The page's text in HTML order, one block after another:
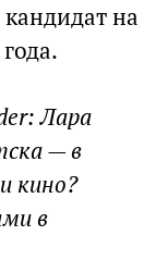
кандидат на
Лара
— в
кино?
в